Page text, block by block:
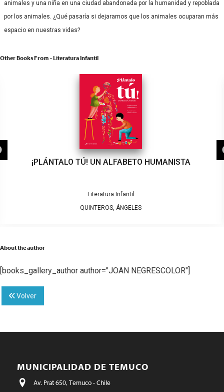
animales y una niña en una ciudad abandonada por la humanidad y repoblada
por los animales. ¿Qué pasaría si dejaramos que los animales ocuparan más
espacio en nuestras vidas?
Other Books From - Literatura Infantil
¡PLÁNTALO TÚ! UN ALFABETO HUMANISTA
Literatura Infantil
QUINTEROS, ÁNGELES
About the author
[books_gallery_author author="JOAN NEGRESCOLOR"]
Volver
MUNICIPALIDAD DE TEMUCO
Av. Prat 650, Temuco - Chile